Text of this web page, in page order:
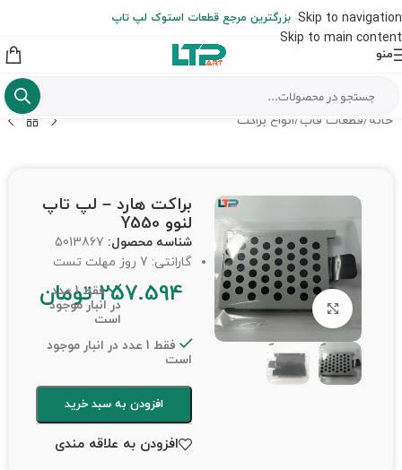
Skip to navigation
Skip to main content
از شهرستان به عهده مشتری است)
بزرگترین مرجع قطعات استوک لپ تاپ
منو
خانه /قطعات قاب/انواع براکت
برای بزرگنمایی کلیک کنید
براکت هارد – لپ تاپ
لنوو Y550
شناسه محصول: 5013867
گارانتی: 7 روز مهلت تست
257.594 تومان
فقط 1 عدد
در انبار موجود
است
فقط 1 عدد در انبار موجود
است
افزودن به سبد خرید
افزودن به علاقه مندی